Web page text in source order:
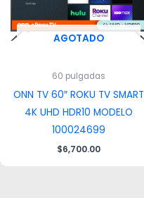
AGOTADO
60 pulgadas
ONN TV 60″ ROKU TV SMART
4K UHD HDR10 MODELO
100024699
$6,700.00